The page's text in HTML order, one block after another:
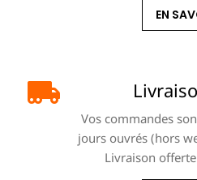
EN
Vos commandes
jours ouvrés (hors
Livraison